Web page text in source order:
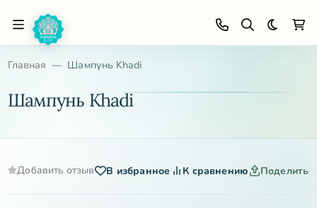
Темная
Главная Шампунь Khadi
Шампунь Khadi
Добавить отзыв В избранное К сравнению